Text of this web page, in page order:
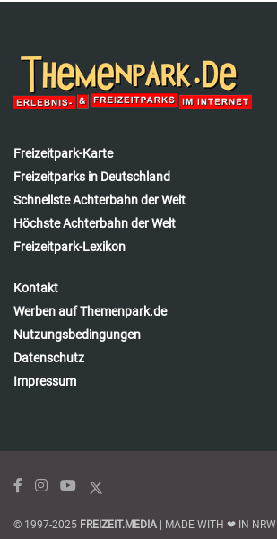
Freizeitpark-Karte
Freizeitparks in Deutschland
Schnellste Achterbahn der Welt
Höchste Achterbahn der Welt
Freizeitpark-Lexikon
Kontakt
Werben auf Themenpark.de
Nutzungsbedingungen
Datenschutz
Impressum
© 1997-2025 FREIZEIT.MEDIA | MADE WITH ❤ IN NRW